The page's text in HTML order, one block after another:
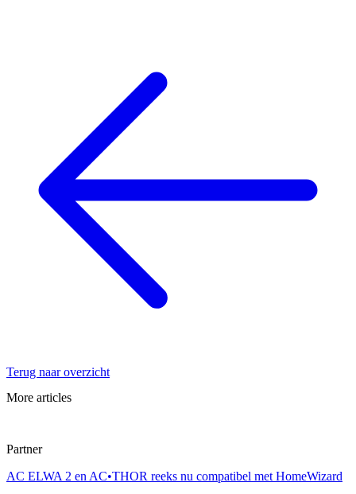
Terug naar overzicht
More articles
Partner
AC ELWA 2 en AC•THOR reeks nu compatibel met HomeWizard